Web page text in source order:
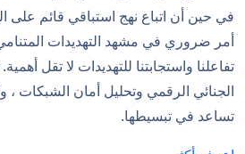
في حين أن اتباع نهج استباقي قائم على
أمر ضروري في مشهد التهديدات
تفاعلنا واستجابتنا للتهديدات لا تقل
تساعد في تبسيطها.